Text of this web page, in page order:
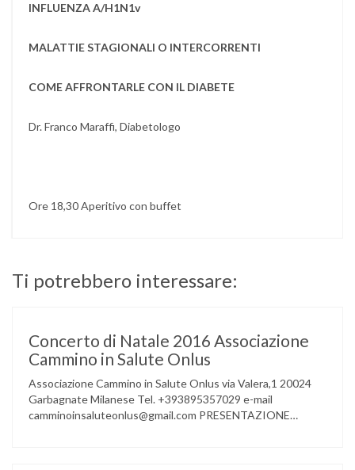
INFLUENZA A/H1N1v
MALATTIE STAGIONALI O INTERCORRENTI
COME AFFRONTARLE CON IL DIABETE
Dr. Franco Maraffi, Diabetologo
Ore 18,30 Aperitivo con buffet
Ti potrebbero interessare:
Concerto di Natale 2016 Associazione
Cammino in Salute Onlus
Associazione Cammino in Salute Onlus via Valera,1 20024
Garbagnate Milanese Tel. +393895357029 e-mail
camminoinsaluteonlus@gmail.com PRESENTAZIONE